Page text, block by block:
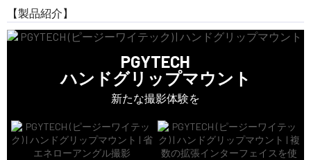
【製品紹介】
PGYTECH
ハンドグリップマウント
新たな撮影体験を